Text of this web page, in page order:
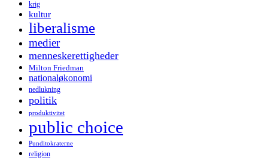
krig
kultur
liberalisme
medier
menneskerettigheder
Milton Friedman
nationaløkonomi
nedlukning
politik
produktivitet
public choice
Punditokraterne
religion